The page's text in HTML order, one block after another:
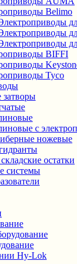
Belimo
BIFFI
Tyco
с
ножевые
остатки
системы
Hy-Lok